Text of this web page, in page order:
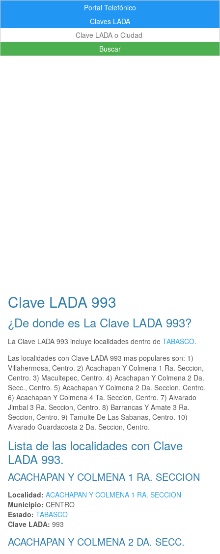
Portal Telefónico
Claves LADA
Buscar
Clave LADA 993
¿De donde es La Clave LADA 993?
La Clave LADA 993 incluye localidades dentro de TABASCO.
Las localidades con Clave LADA 993 mas populares son: 1)
Villahermosa, Centro. 2) Acachapan Y Colmena 1 Ra. Seccion,
Centro. 3) Macultepec, Centro. 4) Acachapan Y Colmena 2 Da.
Secc., Centro. 5) Acachapan Y Colmena 2 Da. Seccion, Centro.
6) Acachapan Y Colmena 4 Ta. Seccion, Centro. 7) Alvarado
Jimbal 3 Ra. Seccion, Centro. 8) Barrancas Y Amate 3 Ra.
Seccion, Centro. 9) Tamulte De Las Sabanas, Centro. 10)
Alvarado Guardacosta 2 Da. Seccion, Centro.
Lista de las localidades con Clave
LADA 993.
ACACHAPAN Y COLMENA 1 RA. SECCION
Localidad: ACACHAPAN Y COLMENA 1 RA. SECCION
Municipio: CENTRO
Estado: TABASCO
Clave LADA: 993
ACACHAPAN Y COLMENA 2 DA. SECC.